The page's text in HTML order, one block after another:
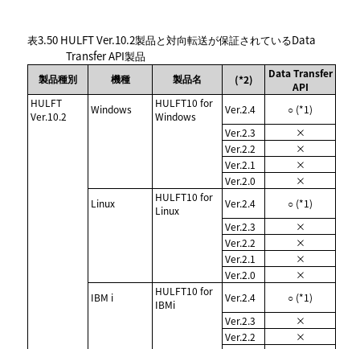
表3.50 HULFT Ver.10.2製品と対向転送が保証されているData
Transfer API製品
製品種別 機種 製品名 (*2)
Data Transfer
API
HULFT
Ver.10.2
Windows
HULFT10 for
Windows
Ver.2.4
○ (*1)
Ver.2.3
×
Ver.2.2
×
Ver.2.1
×
Ver.2.0
×
Linux
HULFT10 for
Linux
Ver.2.4
○ (*1)
Ver.2.3
×
Ver.2.2
×
Ver.2.1
×
Ver.2.0
×
IBM i
HULFT10 for
IBMi
Ver.2.4
○ (*1)
Ver.2.3
×
Ver.2.2
×